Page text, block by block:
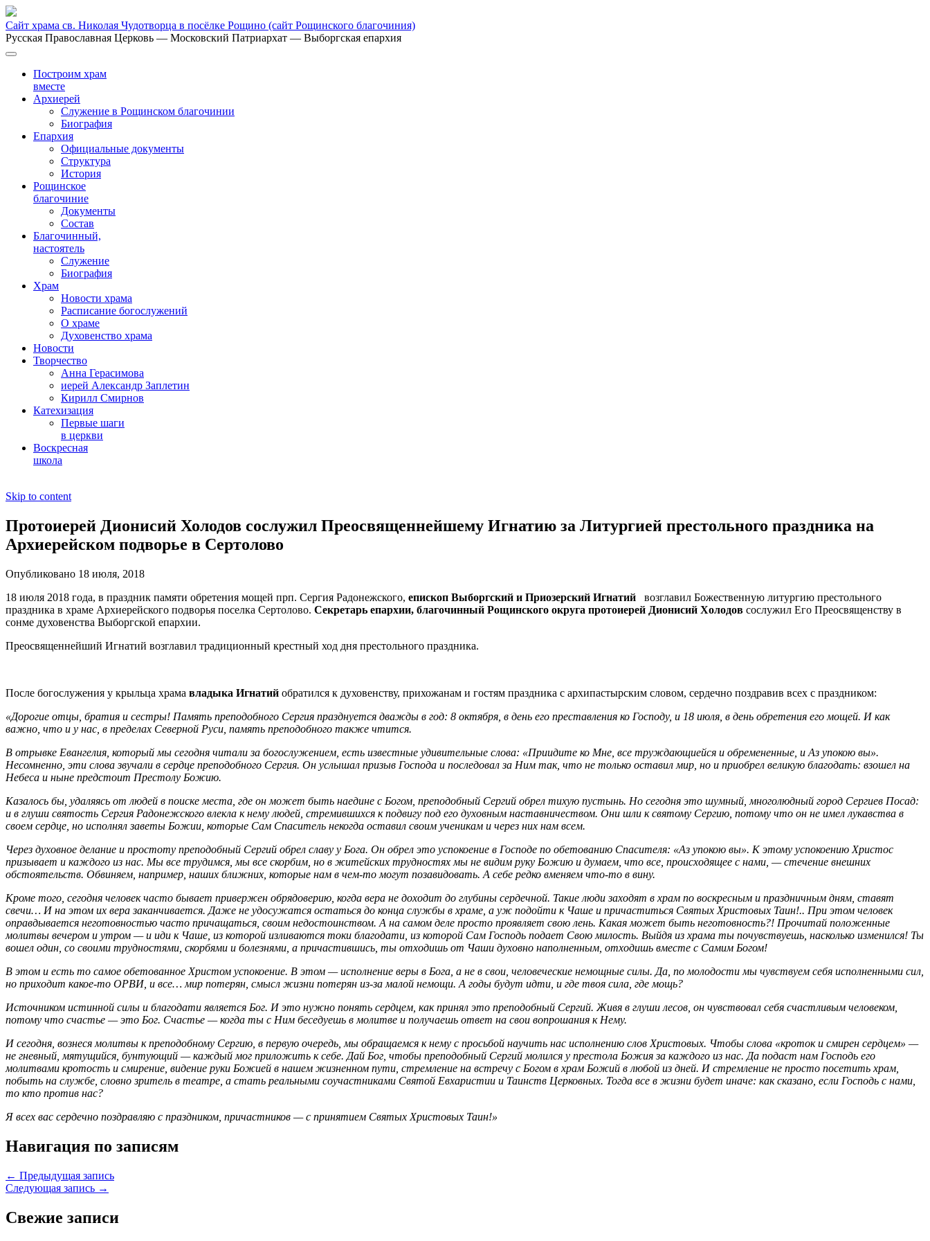
Сайт храма св. Николая Чудотворца в посёлке Рощино (сайт Рощинского благочиния)
Русская Православная Церковь — Московский Патриархат — Выборгская епархия
Построим храм
вместе
Архиерей
Служение в Рощинском благочинии
Биография
Епархия
Официальные документы
Структура
История
Рощинское
благочиние
Документы
Состав
Благочинный,
настоятель
Служение
Биография
Храм
Новости храма
Расписание богослужений
О храме
Духовенство храма
Новости
Творчество
Анна Герасимова
иерей Александр Заплетин
Кирилл Смирнов
Катехизация
Первые шаги
в церкви
Воскресная
школа
Skip to content
Протоиерей Дионисий Холодов сослужил Преосвященнейшему Игнатию за Литургией престольного праздника на
Архиерейском подворье в Сертолово
Опубликовано 18 июля, 2018
18 июля 2018 года, в праздник памяти обретения мощей прп. Сергия Радонежского, епископ Выборгский и Приозерский Игнатий
возглавил Божественную литургию престольного
праздника в храме Архиерейского подворья поселка Сертолово. Секретарь епархии, благочинный Рощинского округа протоиерей Дионисий Холодов сослужил Его Преосвященству в
сонме духовенства Выборгской епархии.
Преосвященнейший Игнатий возглавил традиционный крестный ход дня престольного праздника.
После богослужения у крыльца храма владыка Игнатий обратился к духовенству, прихожанам и гостям праздника с архипастырским словом, сердечно поздравив всех с праздником:
«Дорогие отцы, братия и сестры! Память преподобного Сергия празднуется дважды в год: 8 октября, в день его преставления ко Господу, и 18 июля, в день обретения его мощей. И как
важно, что и у нас, в пределах Северной Руси, память преподобного также чтится.
В отрывке Евангелия, который мы сегодня читали за богослужением, есть известные удивительные слова: «Приидите ко Мне, все труждающиейся и обремененные, и Аз упокою вы».
Несомненно, эти слова звучали в сердце преподобного Сергия. Он услышал призыв Господа и последовал за Ним так, что не только оставил мир, но и приобрел великую благодать: взошел на
Небеса и ныне предстоит Престолу Божию.
Казалось бы, удаляясь от людей в поиске места, где он может быть наедине с Богом, преподобный Сергий обрел тихую пустынь. Но сегодня это шумный, многолюдный город Сергиев Посад:
и в глуши святость Сергия Радонежского влекла к нему людей, стремившихся к подвигу под его духовным наставничеством. Они шли к святому Сергию, потому что он не имел лукавства в
своем сердце, но исполнял заветы Божии, которые Сам Спаситель некогда оставил своим ученикам и через них нам всем.
Через духовное делание и простоту преподобный Сергий обрел славу у Бога. Он обрел это успокоение в Господе по обетованию Спасителя: «Аз упокою вы». К этому успокоению Христос
призывает и каждого из нас. Мы все трудимся, мы все скорбим, но в житейских трудностях мы не видим руку Божию и думаем, что все, происходящее с нами, — стечение внешних
обстоятельств. Обвиняем, например, наших ближних, которые нам в чем-то могут позавидовать. А себе редко вменяем что-то в вину.
Кроме того, сегодня человек часто бывает привержен обрядоверию, когда вера не доходит до глубины сердечной. Такие люди заходят в храм по воскресным и праздничным дням, ставят
свечи… И на этом их вера заканчивается. Даже не удосужатся остаться до конца службы в храме, а уж подойти к Чаше и причаститься Святых Христовых Таин!.. При этом человек
оправдывается неготовностью часто причащаться, своим недостоинством. А на самом деле просто проявляет свою лень. Какая может быть неготовность?! Прочитай положенные
молитвы вечером и утром — и иди к Чаше, из которой изливаются токи благодати, из которой Сам Господь подает Свою милость. Выйдя из храма ты почувствуешь, насколько изменился! Ты
вошел один, со своими трудностями, скорбями и болезнями, а причастившись, ты отходишь от Чаши духовно наполненным, отходишь вместе с Самим Богом!
В этом и есть то самое обетованное Христом успокоение. В этом — исполнение веры в Бога, а не в свои, человеческие немощные силы. Да, по молодости мы чувствуем себя исполненными сил,
но приходит какое-то ОРВИ, и все… мир потерян, смысл жизни потерян из-за малой немощи. А годы будут идти, и где твоя сила, где мощь?
Источником истинной силы и благодати является Бог. И это нужно понять сердцем, как принял это преподобный Сергий. Живя в глуши лесов, он чувствовал себя счастливым человеком,
потому что счастье — это Бог. Счастье — когда ты с Ним беседуешь в молитве и получаешь ответ на свои вопрошания к Нему.
И сегодня, вознеся молитвы к преподобному Сергию, в первую очередь, мы обращаемся к нему с просьбой научить нас исполнению слов Христовых. Чтобы слова «кроток и смирен сердцем» —
не гневный, мятущийся, бунтующий — каждый мог приложить к себе. Дай Бог, чтобы преподобный Сергий молился у престола Божия за каждого из нас. Да подаст нам Господь его
молитвами кротость и смирение, видение руки Божией в нашем жизненном пути, стремление на встречу с Богом в храм Божий в любой из дней. И стремление не просто посетить храм,
побыть на службе, словно зритель в театре, а стать реальными соучастниками Святой Евхаристии и Таинств Церковных. Тогда все в жизни будет иначе: как сказано, если Господь с нами,
то кто против нас?
Я всех вас сердечно поздравляю с праздником, причастников — с принятием Святых Христовых Таин!»
Навигация по записям
← Предыдущая запись
Следующая запись →
Свежие записи